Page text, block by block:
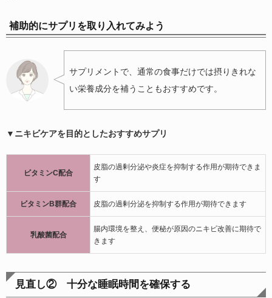
補助的にサプリを取り入れてみよう
サプリメントで、通常の食事だけでは摂りきれな
い栄養成分を補うこともおすすめです。
▼ニキビケアを目的としたおすすめサプリ
ビタミンC配合
皮脂の過剰分泌や炎症を抑制する作用が期待できま
す
ビタミンB群配合 皮脂の過剰分泌を抑制する作用が期待できます
乳酸菌配合
腸内環境を整え、便秘が原因のニキビ改善に期待で
きます
見直し② 十分な睡眠時間を確保する